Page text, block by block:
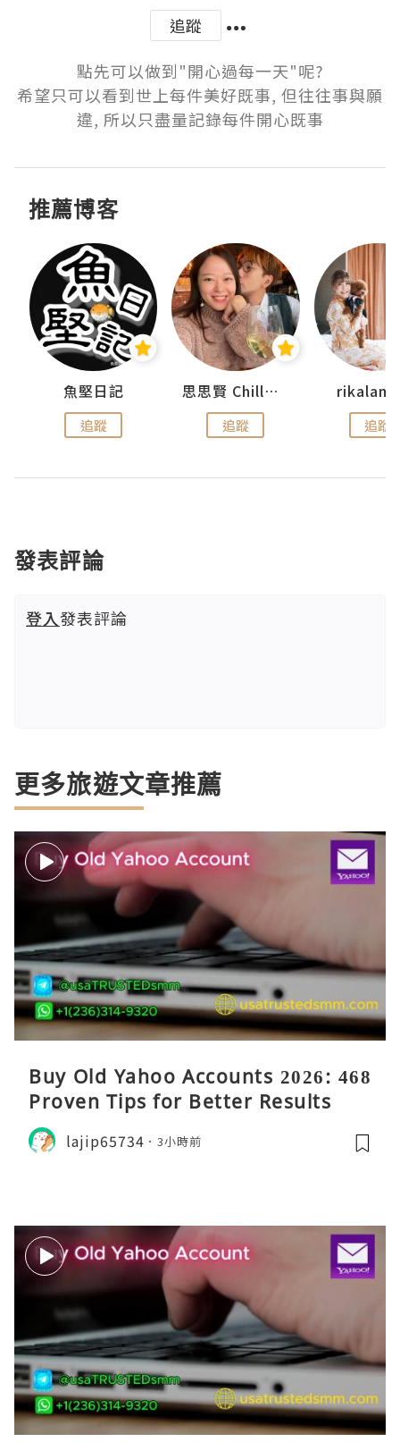
追蹤
點先可以做到"開心過每一天"呢?
希望只可以看到世上每件美好既事, 但往往事與願
違, 所以只盡量記錄每件開心既事
推薦博客
魚堅日記
追蹤
思思賢 ChillMyBabe
追蹤 追蹤
發表評論
登入發表評論
更多旅遊文章推薦
Buy Old Yahoo Accounts 2026: 468
Proven Tips for Better Results
lajip65734 3小時前